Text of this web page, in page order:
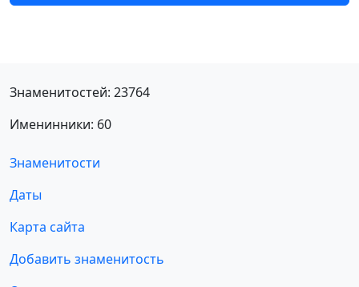
Знаменитостей: 23764
Именинники: 60
Знаменитости
Даты
Карта сайта
Добавить знаменитость